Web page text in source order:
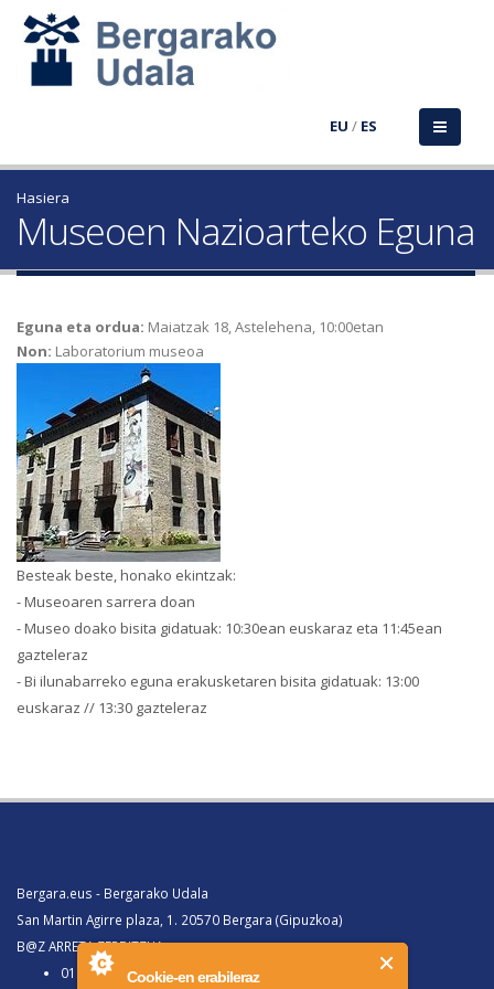
Cookie-en erabileraz
EU / ES
Hasiera
Museoen Nazioarteko Eguna
Eguna eta ordua: Maiatzak 18, Astelehena, 10:00etan
Non: Laboratorium museoa
Besteak beste, honako ekintzak:
- Museoaren sarrera doan
- Museo doako bisita gidatuak: 10:30ean euskaraz eta 11:45ean
gazteleraz
- Bi ilunabarreko eguna erakusketaren bisita gidatuak: 13:00
euskaraz // 13:30 gazteleraz
Bergara.eus - Bergarako Udala
San Martin Agirre plaza, 1. 20570 Bergara (Gipuzkoa)
B@Z ARRETA ZERBITZUA:
010, Bergaratik deituz gero